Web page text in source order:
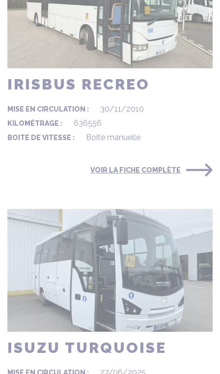
IRISBUS RECREO
MISE EN CIRCULATION : 30/11/2010
KILOMÉTRAGE : 636556
BOITE DE VITESSE : Boite manuelle
VOIR LA FICHE COMPLÈTE
ISUZU TURQUOISE